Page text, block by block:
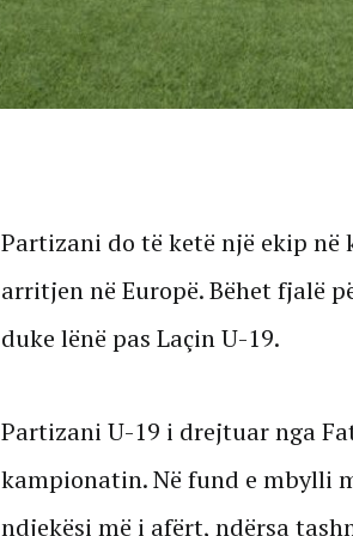
Partizani do të ketë një ekip në
arritjen në Europë. Bëhet fjalë
duke lënë pas Laçin U-19.
Partizani U-19 i drejtuar nga
kampionatin. Në fund e mbylli
ndjekësi më i afërt, ndërsa